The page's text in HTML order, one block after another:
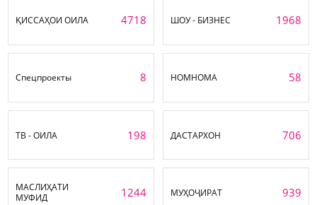
ҚИССАҲОИ ОИЛА 4718 ШОУ - БИЗНЕС 1968
Спецпроекты 8 НОМНОМА 58
ТВ - ОИЛА 198 ДАСТАРХОН 706
МАСЛИҲАТИ
МУФИД
1244 МУҲОҶИРАТ 939